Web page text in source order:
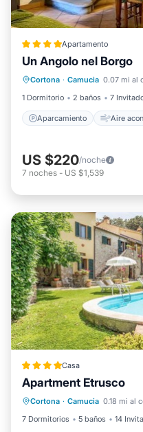
Apartamento
Un Angolo nel Borgo
Cortona · Camucia 0.07 mi al
1 Dormitorio
2 baños 7
Aparcamiento Aire
Aparcamiento
Internet
Se
US $220/noche
7 noches - US $1,539
Casa
Apartment Etrusco
Cortona · Camucia 0.18 mi al
7 Dormitorios
5 baños 14
Aparcamiento
Balcón/Terraza